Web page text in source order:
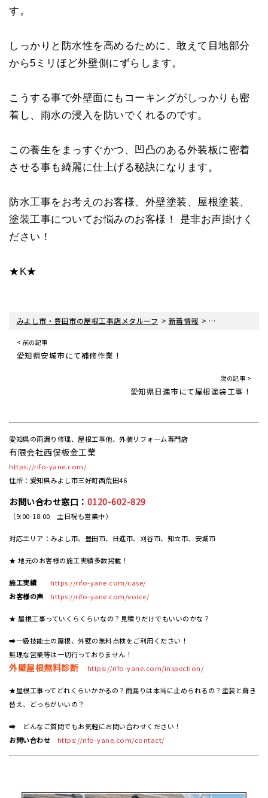
す。
しっかりと防水性を高めるために、敢えて目地部分
から5ミリほど外壁側にずらします。
こうする事で外壁面にもコーキングがしっかりも密
着し、雨水の浸入を防いでくれるのです。
この養生をまっすぐかつ、凹凸のある外装板に密着
させる事も綺麗に仕上げる秘訣になります。
防水工事をお考えのお客様、外壁塗装、屋根塗装、
塗装工事についてお悩みのお客様！ 是非お声掛けく
ださい！
★K★
みよし市・豊田市の屋根工事店メタルーフ > 新着情報 > 屋根工事の現場
< 前の記事
愛知県安城市にて補修作業！
次の記事 >
愛知県日進市にて屋根塗装工事！
愛知県の雨漏り修理、屋根工事他、外装リフォーム専門店
有限会社西俣板金工業
https://rifo-yane.com/
住所：愛知県みよし市三好町西荒田46
お問い合わせ窓口： 0120-602-829
（9:00-18:00 土日祝も営業中）
対応エリア：みよし市、豊田市、日進市、刈谷市、知立市、安城市
★ 地元のお客様の施工実績多数掲載！
施工実績
https://rifo-yane.com/case/
お客様の声
https://rifo-yane.com/voice/
★ 屋根工事っていくらくらいなの？見積りだけでもいいのかな？
➡一級技能士の屋根、外壁の無料点検をご利用ください！
無理な営業等は一切行っておりません！
外壁屋根無料診断 https://rifo-yane.com/inspection/
★屋根工事ってどれくらいかかるの？雨漏りは本当に止められるの？塗装と葺き
替え、どっちがいいの？
➡ どんなご質問でもお気軽にお問い合わせください！
お問い合わせ
https://rifo-yane.com/contact/